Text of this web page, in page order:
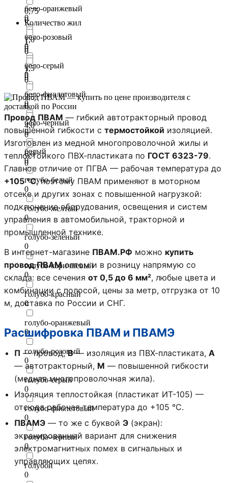
бело-оранжевый
0
бело-розовый
0
бело-серый
0
бело-фиолетовый
0
бело-черный
0
белый
0
голубо-белый
0
голубо-желтый
0
голубо-зеленый
0
голубо-коричневый
0
голубо-красный
0
голубо-оранжевый
0
голубо-розовый
0
голубо-серый
0
голубо-фиолетовый
0
голубо-черный
0
голубой
0
0,75
0
1,0
0
1,5
0
2,5
0
4,0
0
6,0
0
Количество жил
1
0
2
0
Провод ПВАМ — гибкий автотракторный провод
повышенной гибкости с термостойкой изоляцией.
Изготовлен из медной многопроволочной жилы и
теплостойкого ПВХ-пластиката по ГОСТ 6323-79.
Главное отличие от ПГВА — рабочая температура до
+105 °C, поэтому ПВАМ применяют в моторном
отсеке и других зонах с повышенной нагрузкой:
подключение оборудования, освещения и систем
управления в автомобильной, тракторной и
промышленной технике.
В интернет-магазине ПВАМ.РФ можно купить
провод ПВАМоптом и в розницу напрямую со
склада: все сечения от 0,5 до 6 мм², любые цвета и
комбинации с полосой, цены за метр, отгрузка от 10
м, доставка по России и СНГ.
Расшифровка ПВАМ и ПВАМЭ
П — провод,В— изоляция из ПВХ-пластиката, А
— автотракторный, М — повышенной гибкости
(медная многопроволочная жила).
Изоляция теплостойкая (пластикат ИТ-105) —
отсюда рабочая температура до +105 °C.
ПВАМЭ — то же с буквой Э (экран):
экранированный вариант для снижения
электромагнитных помех в сигнальных и
управляющих цепях.